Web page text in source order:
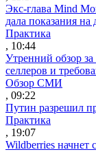
Экс-глава Mind
дала показания
Практика
, 10:44
Утренний обзор за
селлеров и
Обзор СМИ
, 09:22
Путин разрешил
Практика
, 19:07
Wildberries начнет